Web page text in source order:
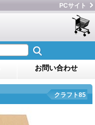
PCサイト
お問い合わせ
クラフト85